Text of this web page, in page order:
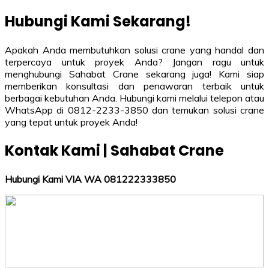
Hubungi Kami Sekarang!
Apakah Anda membutuhkan solusi crane yang handal dan
terpercaya untuk proyek Anda? Jangan ragu untuk
menghubungi Sahabat Crane sekarang juga! Kami siap
memberikan konsultasi dan penawaran terbaik untuk
berbagai kebutuhan Anda. Hubungi kami melalui telepon atau
WhatsApp di 0812-2233-3850 dan temukan solusi crane
yang tepat untuk proyek Anda!
Kontak Kami | Sahabat Crane
Hubungi Kami VIA WA 081222333850